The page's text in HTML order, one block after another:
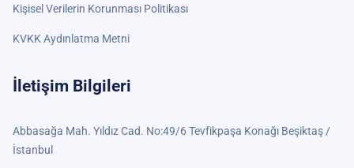
Kişisel Verilerin Korunması Politikası
KVKK Aydınlatma Metni
İletişim Bilgileri
Abbasağa Mah. Yıldız Cad. No:49/6 Tevfikpaşa Konağı Beşiktaş /
İstanbul